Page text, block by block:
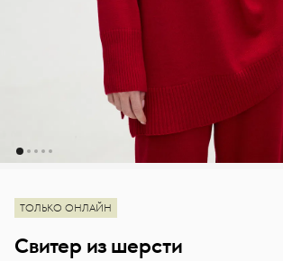
ТОЛЬКО ОНЛАЙН
Свитер из шерсти